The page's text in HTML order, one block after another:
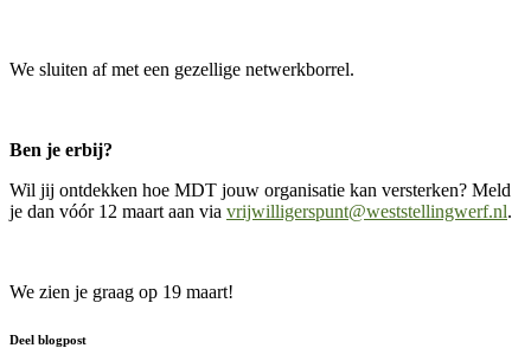
We sluiten af met een gezellige netwerkborrel.
Ben je erbij?
Wil jij ontdekken hoe MDT jouw organisatie kan versterken? Meld
je dan vóór 12 maart aan via vrijwilligerspunt@weststellingwerf.nl.
We zien je graag op 19 maart!
Deel blogpost